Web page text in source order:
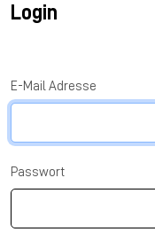
Login
E-Mail Adresse
Passwort